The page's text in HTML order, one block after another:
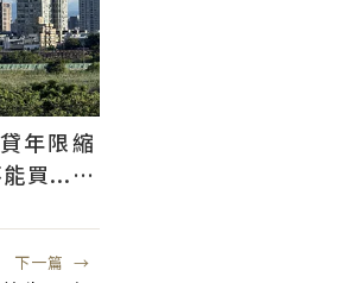
年限縮
買...條
下一篇 →